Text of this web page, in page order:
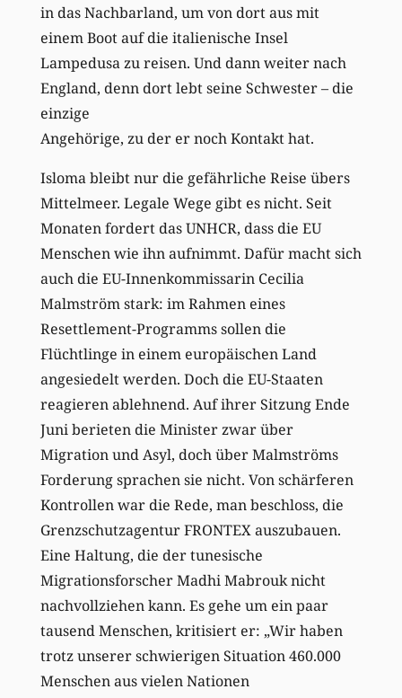
in das Nachbarland, um von dort aus mit
einem Boot auf die italienische Insel
Lampedusa zu reisen. Und dann weiter nach
England, denn dort lebt seine Schwester – die
einzige
Angehörige, zu der er noch Kontakt hat.
Isloma bleibt nur die gefährliche Reise übers
Mittelmeer. Legale Wege gibt es nicht. Seit
Monaten fordert das UNHCR, dass die EU
Menschen wie ihn aufnimmt. Dafür macht sich
auch die EU-Innenkommissarin Cecilia
Malmström stark: im Rahmen eines
Resettlement-Programms sollen die
Flüchtlinge in einem europäischen Land
angesiedelt werden. Doch die EU-Staaten
reagieren ablehnend. Auf ihrer Sitzung Ende
Juni berieten die Minister zwar über
Migration und Asyl, doch über Malmströms
Forderung sprachen sie nicht. Von schärferen
Kontrollen war die Rede, man beschloss, die
Grenzschutzagentur FRONTEX auszubauen.
Eine Haltung, die der tunesische
Migrationsforscher Madhi Mabrouk nicht
nachvollziehen kann. Es gehe um ein paar
tausend Menschen, kritisiert er: „Wir haben
trotz unserer schwierigen Situation 460.000
Menschen aus vielen Nationen